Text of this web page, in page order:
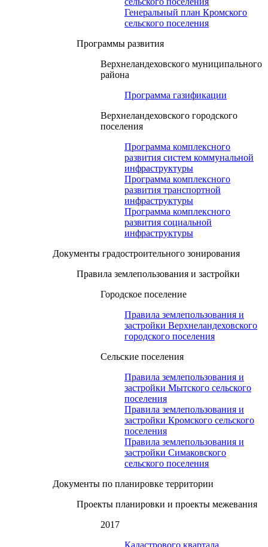
Генеральный план Кромского
сельского поселения
Программы развития
Верхнеландеховского муниципального
района
Программа газификации
Верхнеландеховского городского
поселения
Программа комплексного
развития систем коммунальной
инфраструктуры
Программа комплексного
развития транспортной
инфраструктуры
Программа комплексного
развития социальной
инфраструктуры
Документы градостроительного зонирования
Правила землепользования и застройки
Городское поселение
Правила землепользования и
застройки Верхнеландеховского
городского поселения
Сельские поселения
Правила землепользования и
застройки Мытского сельского
поселения
Правила землепользования и
застройки Кромского сельского
поселения
Правила землепользования и
застройки Симаковского
сельского поселения
Документы по планировке территории
Проекты планировки и проекты межевания
2017
Кадастрового квартала